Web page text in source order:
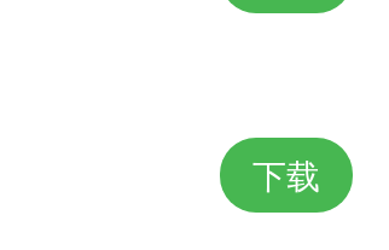
下载